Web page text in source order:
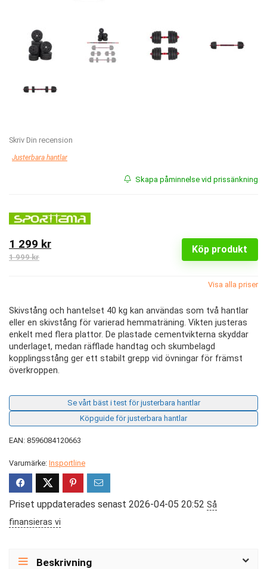
Skriv Din recension
Justerbara hantlar
Skapa påminnelse vid prissänkning
Köp produkt
1 299 kr
1 999 kr
Visa alla priser
Skivstång och hantelset 40 kg kan användas som två hantlar
eller en skivstång för varierad hemmaträning. Vikten justeras
enkelt med flera plattor. De plastade cementvikterna skyddar
underlaget, medan räfflade handtag och skumbelagd
kopplingsstång ger ett stabilt grepp vid övningar för främst
överkroppen.
Se vårt bäst i test för justerbara hantlar
Köpguide för justerbara hantlar
EAN: 8596084120663
Varumärke: Insportline
Priset uppdaterades senast 2026-04-05 20:52 Så
finansieras vi
Beskrivning